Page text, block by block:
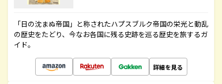
「日の沈まぬ帝国」と称されたハプスブルク帝国の栄光と動乱
の歴史をたどり、今なお各国に残る史跡を巡る歴史を旅するガ
イド。
詳細を見る